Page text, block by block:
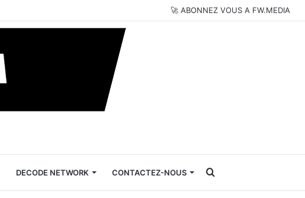
🚀 ABONNEZ VOUS A FW.MEDIA
DECODE NETWORK CONTACTEZ-NOUS Rechercher